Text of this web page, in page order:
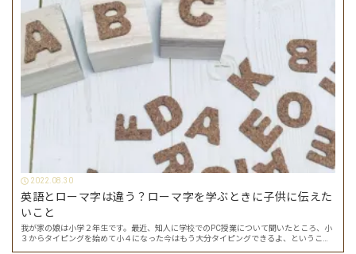
2022.08.30
英語とローマ字は違う？ローマ字を学ぶときに子供に伝えた
いこと
我が家の娘は小学２年生です。最近、知人に学校でのPC授業について聞いたところ、小
３からタイピングを始めて小４になった今はもう大分タイピングできるよ、ということ